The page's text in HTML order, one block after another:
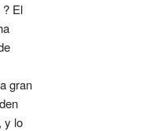
? El
gran
y lo